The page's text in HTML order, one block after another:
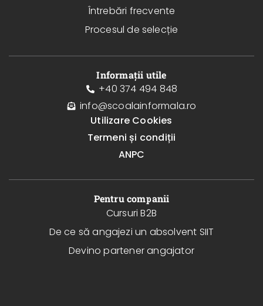
Întrebări frecvente
Procesul de selecție
Informații utile
+40 374 494 848
info@scoalainformala.ro
Utilizare Cookies
Termeni și condiții
ANPC
Pentru companii
Cursuri B2B
De ce să angajezi un absolvent SIIT
Devino partener angajator